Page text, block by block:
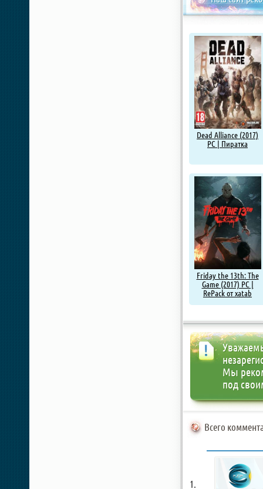
Dead Alliance (2017)
PC | Пиратка
Friday the 13th: The
Game (2017) PC |
RePack от xatab
Мы
под
Всего